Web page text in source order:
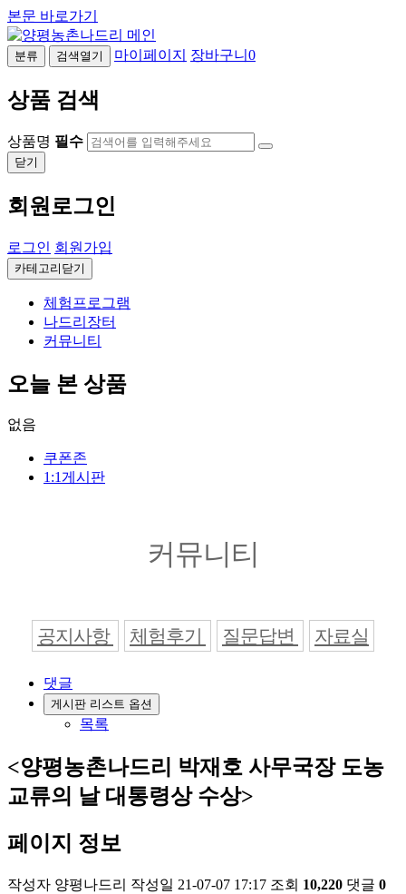
본문 바로가기
분류 검색열기 마이페이지 장바구니 0
상품 검색
상품명 필수
닫기
회원로그인
로그인 회원가입
카테고리닫기
체험프로그램
나드리장터
커뮤니티
오늘 본 상품
없음
쿠폰존
1:1게시판
커뮤니티
공지사항 체험후기 질문답변 자료실
댓글
게시판 리스트 옵션
목록
<양평농촌나드리 박재호 사무국장 도농
교류의 날 대통령상 수상>
페이지 정보
작성자 양평나드리 작성일 21-07-07 17:17 조회 10,220 댓글 0